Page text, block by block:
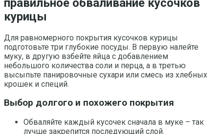
курицы
Для равномерного покрытия кусочков курицы
подготовьте три глубокие посуды. В первую налейте
муку, в другую взбейте яйца с добавлением
небольшого количества соли и перца, а в третью
высыпьте панировочные сухари или смесь из хлебных
крошек и специй.
Выбор долгого и похожего покрытия
Обваляйте каждый кусочек сначала в муке – так
лучше закрепится последующий слой.